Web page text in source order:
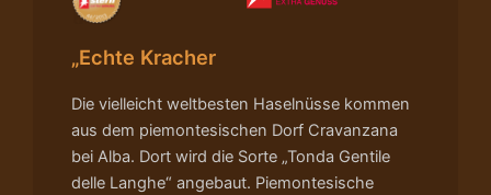
„Echte Kracher
Die vielleicht weltbesten Haselnüsse kommen
aus dem piemontesischen Dorf Cravanzana
bei Alba. Dort wird die Sorte „Tonda Gentile
delle Langhe“ angebaut. Piemontesische